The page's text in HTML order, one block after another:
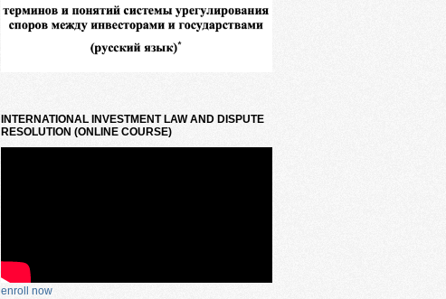
INTERNATIONAL INVESTMENT LAW AND DISPUTE
RESOLUTION (ONLINE COURSE)
enroll now